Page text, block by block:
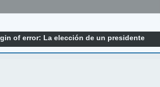
of error: La elección de un presidente